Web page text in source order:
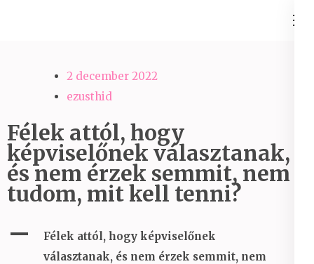
2 december 2022
ezusthid
Félek attól, hogy
képviselőnek választanak,
és nem érzek semmit, nem
tudom, mit kell tenni?
A
Félek attól, hogy képviselőnek
választanak, és nem érzek semmit, nem